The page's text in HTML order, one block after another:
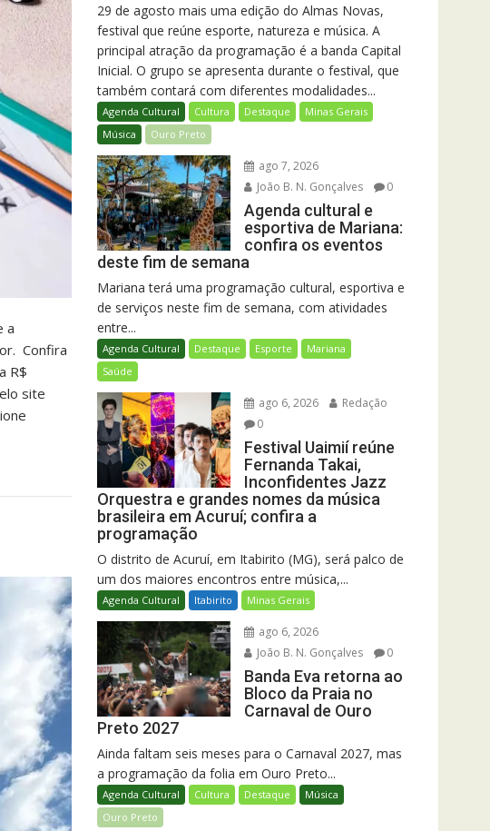
a
Confira
R$
site
29 de agosto mais uma edição do Almas Novas,
festival que reúne esporte, natureza e música. A
principal atração da programação é a banda Capital
Inicial. O grupo se apresenta durante o festival, que
também contará com diferentes modalidades...
Agenda Cultural Cultura Destaque
Minas Gerais
Música
Ouro Preto
ago 7, 2026
João B. N. Gonçalves
0
Agenda cultural e
esportiva de Mariana:
confira os eventos
deste fim de semana
Mariana terá uma programação cultural, esportiva e
de serviços neste fim de semana, com atividades
entre...
Agenda Cultural Destaque Esporte
Mariana
Saúde
ago 6, 2026
Redação
0
Festival Uaimií reúne
Fernanda Takai,
Inconfidentes Jazz
Orquestra e grandes nomes da música
brasileira em Acuruí; confira a
programação
O distrito de Acuruí, em Itabirito (MG), será palco de
um dos maiores encontros entre música,...
Agenda Cultural Itabirito Minas Gerais
ago 6, 2026
João B. N. Gonçalves
0
Banda Eva retorna ao
Bloco da Praia no
Carnaval de Ouro
Preto 2027
Ainda faltam seis meses para o Carnaval 2027, mas
a programação da folia em Ouro Preto...
Agenda Cultural Cultura Destaque
Música
Ouro Preto